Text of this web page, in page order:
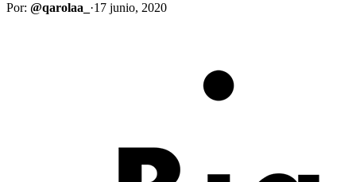
Por: @qarolaa_ ·17 junio, 2020